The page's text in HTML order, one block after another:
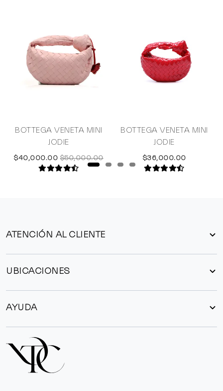
BOTTEGA VENETA MINI
JODIE
$40,000.00 $50,000.00
BOTTEGA VENETA MINI
JODIE
$36,000.00
ATENCIÓN AL CLIENTE
UBICACIONES
AYUDA